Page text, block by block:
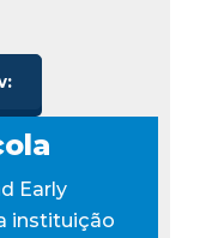
Early
instituição